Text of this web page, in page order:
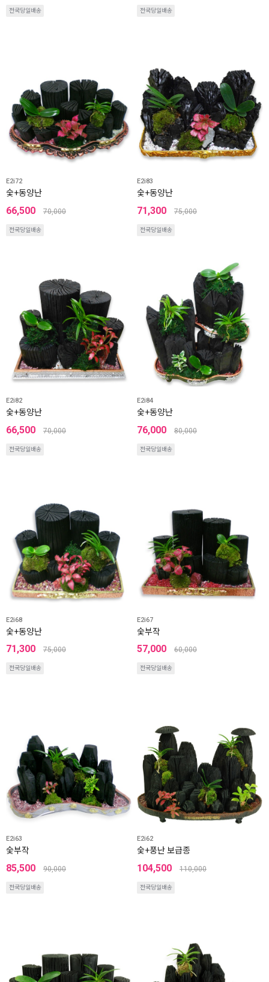
전국당일배송 전국당일배송
E2i72
숯+동양난
66,500 70,000
전국당일배송
E2i83
숯+동양난
71,300 75,000
전국당일배송
E2i82
숯+동양난
66,500 70,000
전국당일배송
E2i84
숯+동양난
76,000 80,000
전국당일배송
E2i68
숯+동양난
71,300 75,000
전국당일배송
E2i67
숯부작
57,000 60,000
전국당일배송
E2i63
숯부작
85,500 90,000
전국당일배송
E2i62
숯+풍난 보급종
104,500 110,000
전국당일배송